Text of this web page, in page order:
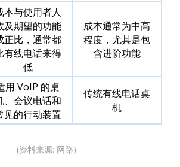
本与使用者人
及期望的功能
正比，通常都
有线电话来得
低
成本通常为中高
程度，尤其是包
含进阶功能
用 VoIP 的桌
、会议电话和
见的行动装置
传统有线电话桌
机
(资料来源: 网路)